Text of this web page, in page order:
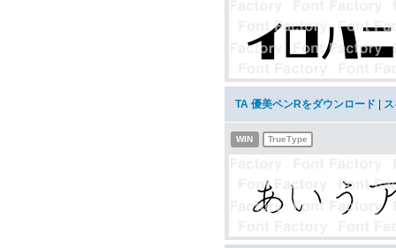
TA 優美ペンRをダウンロード
WIN TrueType